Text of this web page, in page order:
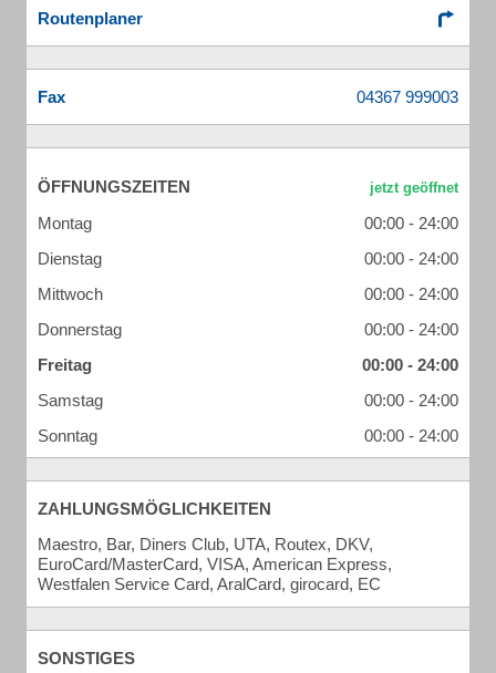
Routenplaner
Fax
ÖFFNUNGSZEITEN
Montag
00:00 - 24:00
Dienstag
00:00 - 24:00
Mittwoch
00:00 - 24:00
Donnerstag
00:00 - 24:00
Freitag
00:00 - 24:00
Samstag
00:00 - 24:00
Sonntag
00:00 - 24:00
ZAHLUNGSMÖGLICHKEITEN
Maestro, Bar, Diners Club, UTA, Routex, DKV,
EuroCard/MasterCard, VISA, American Express,
Westfalen Service Card, AralCard, girocard, EC
SONSTIGES